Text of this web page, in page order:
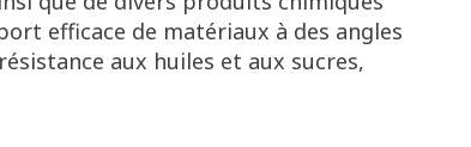
efficace de matériaux à des angles
aux huiles et aux sucres,